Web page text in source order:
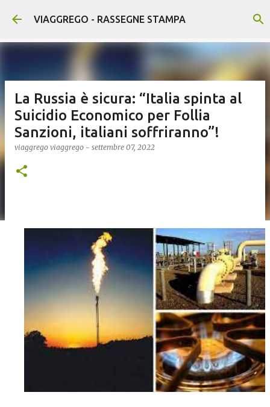
Passa ai contenuti principali
VIAGGREGO - RASSEGNE STAMPA
La Russia è sicura: “Italia spinta al
Suicidio Economico per Follia
Sanzioni, italiani soffriranno”!
viaggrego viaggrego - settembre 07, 2022